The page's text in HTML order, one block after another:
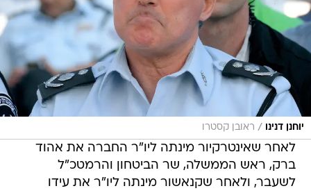
יוחנן דנינו / ראובן קסטרו
לאחר שאינטרקיור מינתה ליו"ר החברה את אהוד
ברק, ראש הממשלה, שר הביטחון והרמטכ"ל
לשעבר, ולאחר שקנאשור מינתה ליו"ר את עידו